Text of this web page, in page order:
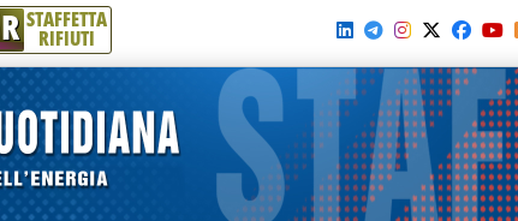
R STAFFETTA
RIFIUTI